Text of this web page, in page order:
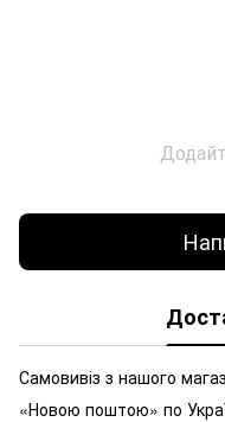
Самовивіз з нашого
«Новою поштою» по